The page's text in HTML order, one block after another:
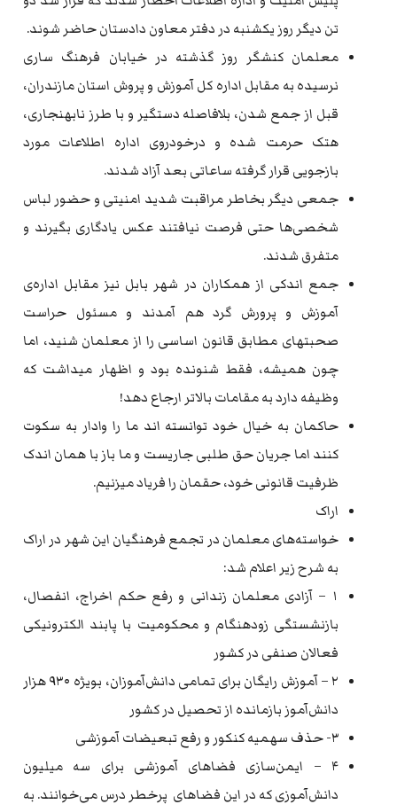
تن دیگر روز یکشنبه در دفتر معاون دادستان حاضر شوند.
معلمان کنشگر روز گذشته در خیابان فرهنگ ساری
نرسیده به مقابل اداره کل آموزش و پروش استان مازندران،
قبل از جمع شدن، بلافاصله دستگیر و با طرز نابهنجاری،
هتک حرمت شده و درخودروی اداره اطلاعات مورد
بازجویی قرار گرفته ساعاتی بعد آزاد شدند.
جمعی دیگر بخاطر مراقبت شدید امنیتی و حضور لباس
شخصی‌ها حتی فرصت نیافتند عکس یادگاری بگیرند و
متفرق شدند.
جمع اندکی از همکاران در شهر بابل نیز مقابل اداره‌ی
آموزش و پرورش گرد هم آمدند و مسئول حراست
صحبتهای مطابق قانون اساسی را از معلمان شنید، اما
چون همیشه، فقط شنونده بود و اظهار میداشت که
وظیفه دارد به مقامات بالاتر ارجاع دهد!
حاکمان به خیال خود توانسته اند ما را وادار به سکوت
کنند اما جریان حق طلبی جاریست و ما باز با همان اندک
ظرفیت قانونی خود، حقمان را فریاد میزنیم.
اراک
خواسته‌های معلمان در تجمع فرهنگیان این شهر در اراک
به شرح زیر اعلام شد:
۱ – آزادی معلمان زندانی و رفع حکم اخراج، انفصال،
بازنشستگی زود‌هنگام و محکومیت با پابند الکترونیکی
فعالان صنفی در کشور
۲ – آموزش رایگان برای تمامی دانش‌آموزان، بویژه ۹۳۰ هزار
دانش‌آموز بازمانده از تحصیل در کشور
۳- حذف سهمیه کنکور و رفع تبعیضات آموزشی
۴ – ایمن‌سازی فضاهای آموزشی برای سه میلیون
دانش‌آموزی که در این فضاهای پرخطر درس می‌خوانند. به